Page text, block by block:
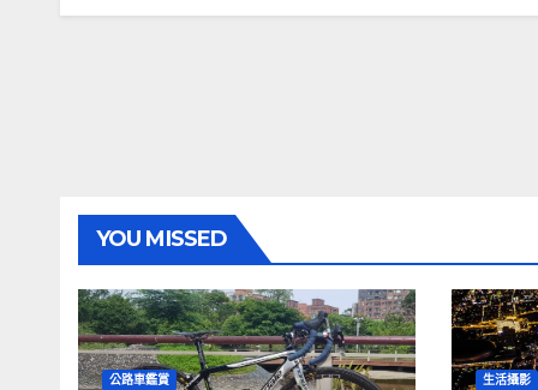
YOU MISSED
公路車鑑賞 生活攝影